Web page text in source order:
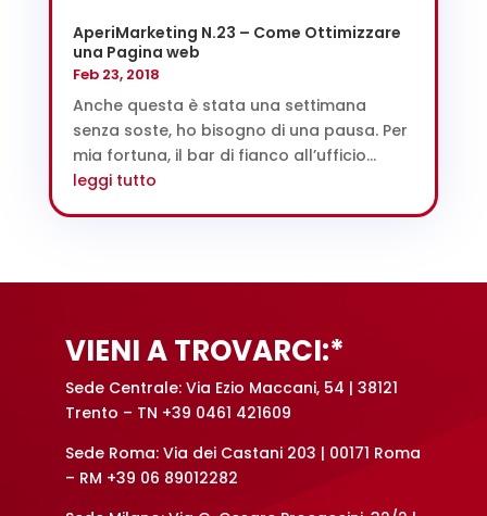
AperiMarketing N.23 – Come Ottimizzare
una Pagina web
Feb 23, 2018
Anche questa è stata una settimana
senza soste, ho bisogno di una pausa. Per
mia fortuna, il bar di fianco all’ufficio...
leggi tutto
VIENI A TROVARCI:*
Sede Centrale: Via Ezio Maccani, 54 | 38121
Trento – TN +39 0461 421609
Sede Roma: Via dei Castani 203 | 00171 Roma
– RM +39 06 89012282